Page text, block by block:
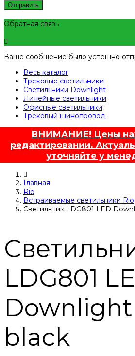
Отправить
Обратная связь
Ваше сообщение было успешно
Весь каталог
Трековые светильники
Светильники Downlight
Линейные светильники
Офисные светильники
Трековый шинопровод
ВНИМАНИЕ! Цены
редактировании.
уточняйте у
Главная
Rio
Встраиваемые светильники Rio
Светильник LDG801 LED
LDG801
Downlight
black